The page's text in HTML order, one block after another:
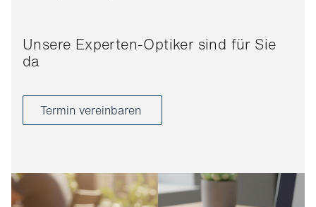
Unsere Experten-Optiker sind für Sie
da
Termin vereinbaren